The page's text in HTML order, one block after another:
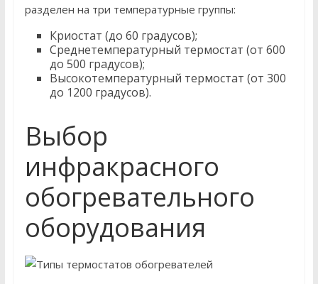
разделен на три температурные группы:
Криостат (до 60 градусов);
Среднетемпературный термостат (от 600
до 500 градусов);
Высокотемпературный термостат (от 300
до 1200 градусов).
Выбор
инфракрасного
обогревательного
оборудования